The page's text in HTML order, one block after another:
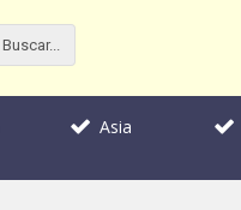
Asia